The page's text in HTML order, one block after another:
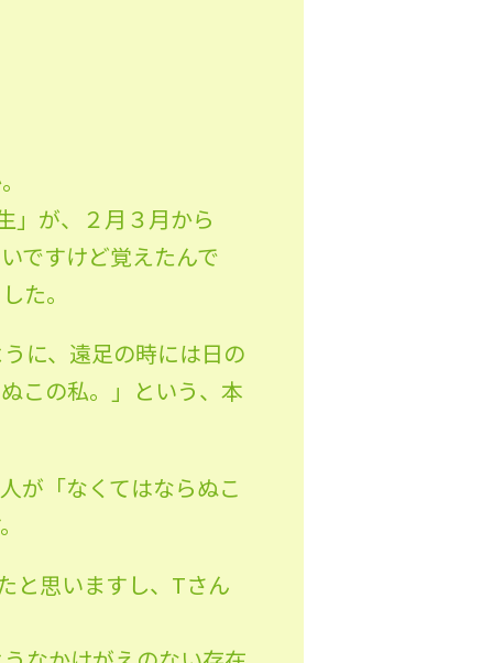
」が、２月３月から
ですけど覚えたんで
た。
に、遠足の時には日の
この私。」という、本
が「なくてはならぬこ
と思いますし、Tさん